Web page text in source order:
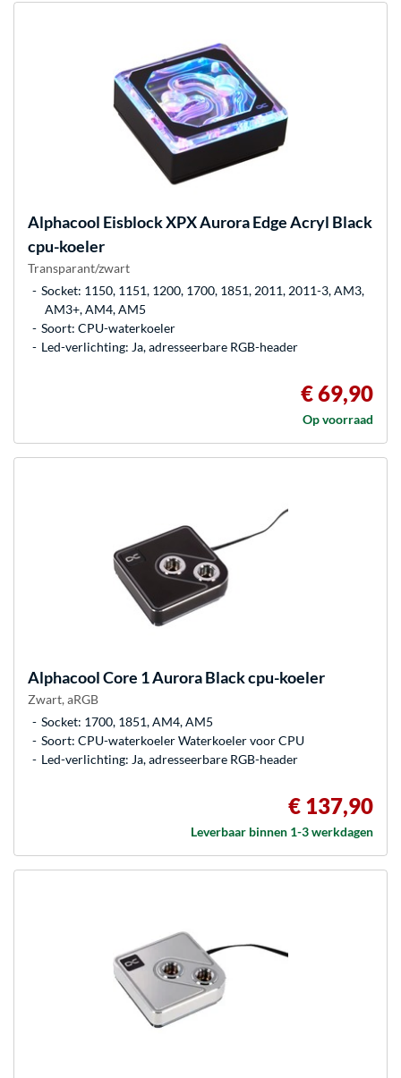
Alphacool Eisblock XPX Aurora Edge Acryl Black
cpu-koeler
Transparant/zwart
Socket: 1150, 1151, 1200, 1700, 1851, 2011, 2011-3, AM3,
AM3+, AM4, AM5
Soort: CPU-waterkoeler
Led-verlichting: Ja, adresseerbare RGB-header
€ 69,90
Op voorraad
AlphacoolCore 1 Aurora Black cpu-koeler
Zwart, aRGB
Socket: 1700, 1851, AM4, AM5
Soort: CPU-waterkoeler Waterkoeler voor CPU
Led-verlichting: Ja, adresseerbare RGB-header
€ 137,90
Leverbaar binnen 1-3 werkdagen